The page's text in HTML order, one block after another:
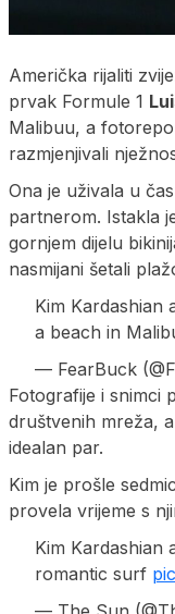
Američka rijaliti
prvak Formule 1
Malibuu, a
razmjenjivali
Ona je uživala u
partnerom. Istakla
gornjem dijelu
nasmijani šetali
Kim Kardashian
a beach in
— FearBuck
Fotografije i snimci
društvenih mreža,
idealan par.
Kim je prošle
provela vrijeme s
Kim Kardashian
romantic surf